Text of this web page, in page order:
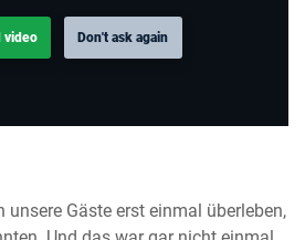
video Don't ask again
Gäste erst einmal überleben,